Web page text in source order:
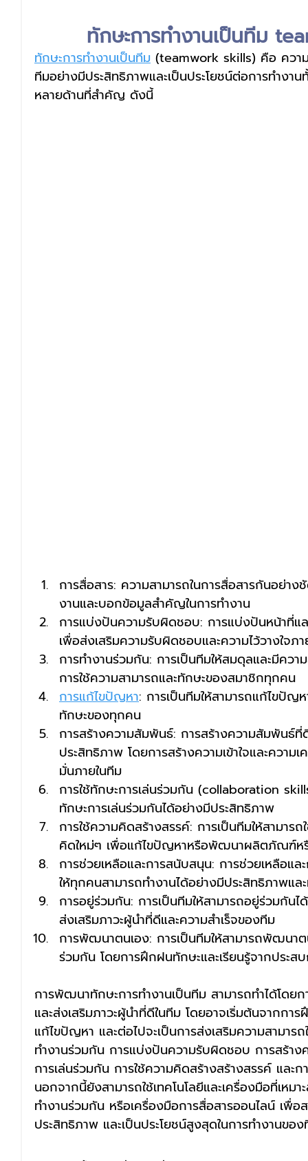
ทักษะการทํางานเป็นทีม
ทักษะการทำงานเป็นทีม (teamwork skills) คือ ความ
ทีมอย่างมีประสิทธิภาพและเป็นประโยชน์ต่อการทำง
หลายด้านที่สำคัญ ดังนี้
การสื่อสาร: ความสามารถในการสื่อสารกันอย่าง
งานและบอกข้อมูลสำคัญในการทำงาน
การแบ่งปันความรับผิดชอบ: การแบ่งปันหน้าที่แ
เพื่อส่งเสริมความรับผิดชอบและความไว้วางใจภ
การทำงานร่วมกัน: การเป็นทีมให้สมดุลและมีคว
การใช้ความสามารถและทักษะของสมาชิกทุกคน
การแก้ไขปัญหา: การเป็นทีมให้สามารถแก้ไขปัญ
ทักษะของทุกคน
การสร้างความสัมพันธ์: การสร้างความสัมพันธ์
ประสิทธิภาพ โดยการสร้างความเข้าใจและความ
มั่นภายในทีม
การใช้ทักษะการเล่นร่วมกัน (collaboration
ทักษะการเล่นร่วมกันได้อย่างมีประสิทธิภาพ
การใช้ความคิดสร้างสรรค์: การเป็นทีมให้สามาร
คิดใหม่ๆ เพื่อแก้ไขปัญหาหรือพัฒนาผลิตภัณฑ์ห
การช่วยเหลือและการสนับสนุน: การช่วยเหลือแ
ให้ทุกคนสามารถทำงานได้อย่างมีประสิทธิภาพแล
การอยู่ร่วมกัน: การเป็นทีมให้สามารถอยู่ร่วมกัน
ส่งเสริมภาวะผู้นำที่ดีและความสำเร็จของทีม
การพัฒนาตนเอง: การเป็นทีมให้สามารถพัฒนาต
ร่วมกัน โดยการฝึกฝนทักษะและเรียนรู้จากประส
การพัฒนาทักษะการทำงานเป็นทีม สามารถทำได้โดย
และส่งเสริมภาวะผู้นำที่ดีในทีม โดยอาจเริ่มต้นจากกา
แก้ไขปัญหา และต่อไปจะเป็นการส่งเสริมความสามาร
ทำงานร่วมกัน การแบ่งปันความรับผิดชอบ การสร้า
การเล่นร่วมกัน การใช้ความคิดสร้างสร้างสรรค์ และ
นอกจากนี้ยังสามารถใช้เทคโนโลยีและเครื่องมือที่เหม
ทำงานร่วมกัน หรือเครื่องมือการสื่อสารออนไลน์ เพื่อ
ประสิทธิภาพ และเป็นประโยชน์สูงสุดในการทำงานขอ